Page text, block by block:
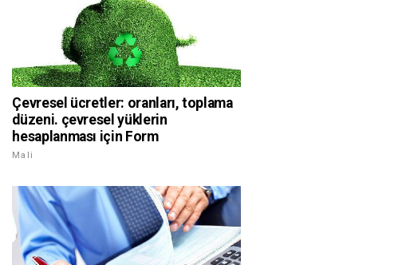
Çevresel ücretler: oranları, toplama
düzeni. çevresel yüklerin
hesaplanması için Form
Mali